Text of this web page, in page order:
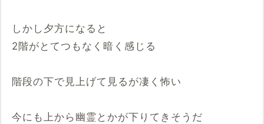
しかし夕方になると
2階がとてつもなく暗く感じる
階段の下で見上げて見るが凄く怖い
今にも上から幽霊とかが下りてきそうだ